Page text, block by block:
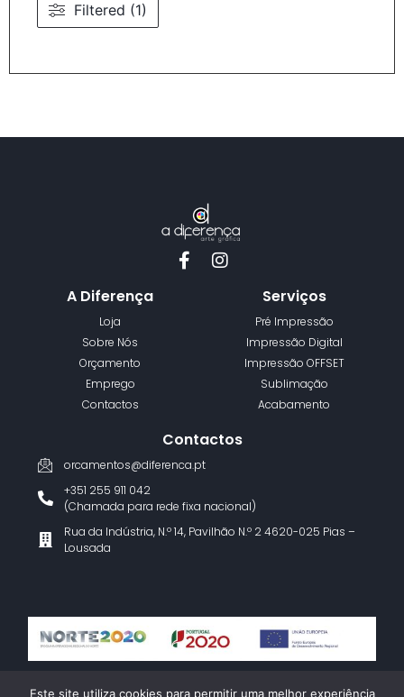
Filtered (1)
A Diferença
Loja
Sobre Nós
Orçamento
Emprego
Contactos
Serviços
Pré Impressão
Impressão Digital
Impressão OFFSET
Sublimação
Acabamento
Contactos
orcamentos@diferenca.pt
+351 255 911 042
(Chamada para rede fixa nacional)
Rua da Indústria, N.º 14, Pavilhão N.º 2 4620-025 Pias –
Lousada
Este site utiliza cookies para permitir uma melhor experiência